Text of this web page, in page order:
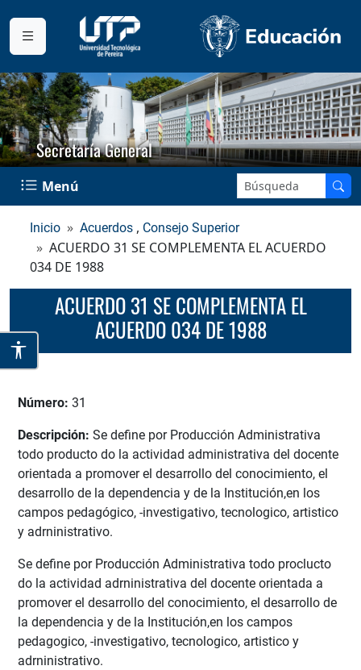
Secretaría General
Menú Buscar en el sitio:
Inicio Acuerdos , Consejo Superior
ACUERDO 31 SE COMPLEMENTA EL ACUERDO
034 DE 1988
ACUERDO 31 SE COMPLEMENTA EL
ACUERDO 034 DE 1988
Número: 31
Descripción: Se define por Producción Administrativa
todo producto do la actividad administrativa del docente
orientada a promover el desarrollo del conocimiento, el
desarrollo de la dependencia y de la Institución,en los
campos pedagógico, -investigativo, tecnologico, artistico
y adrninistrativo.
Se define por Producción Administrativa todo proclucto
do la actividad adrninistrativa del docente orientada a
promover el desarrollo del conocimiento, el desarrollo de
la dependencia y de la Institución,en los campos
pedagogico, -investigativo, tecnologico, artistico y
adrninistrativo.